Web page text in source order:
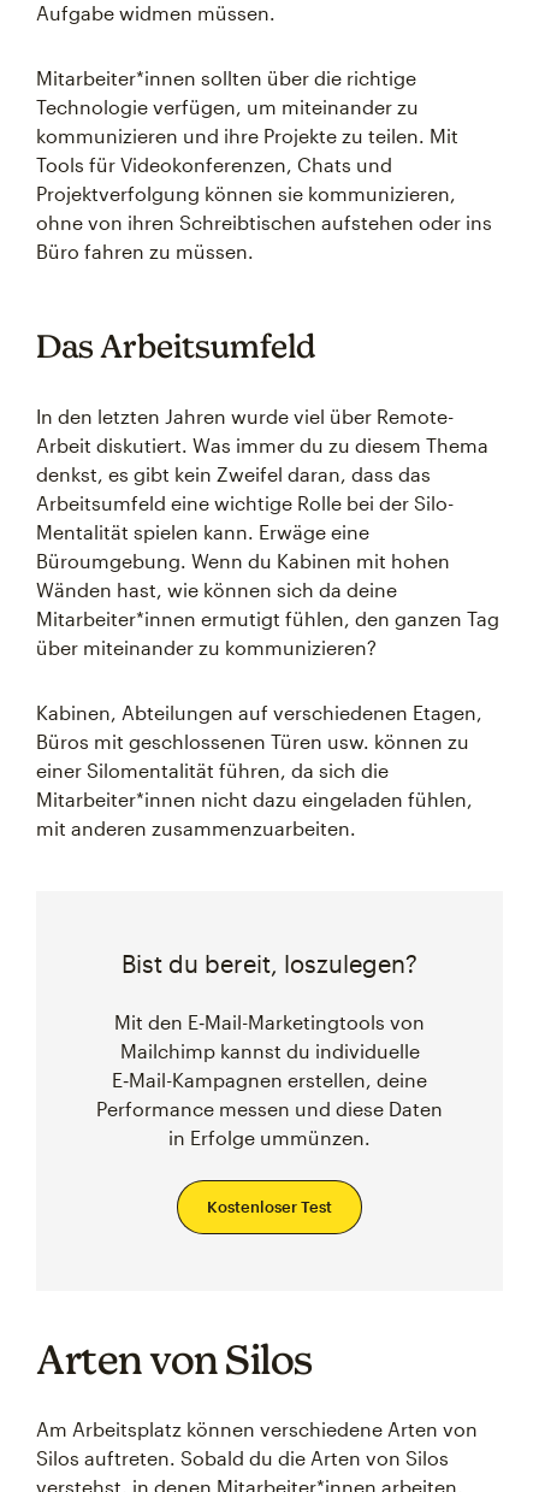
Aufgabe widmen müssen.
Mitarbeiter*innen sollten über die richtige
Technologie verfügen, um miteinander zu
kommunizieren und ihre Projekte zu teilen. Mit
Tools für Videokonferenzen, Chats und
Projektverfolgung können sie kommunizieren,
ohne von ihren Schreibtischen aufstehen oder ins
Büro fahren zu müssen.
Das Arbeitsumfeld
In den letzten Jahren wurde viel über Remote-
Arbeit diskutiert. Was immer du zu diesem Thema
denkst, es gibt kein Zweifel daran, dass das
Arbeitsumfeld eine wichtige Rolle bei der Silo-
Mentalität spielen kann. Erwäge eine
Büroumgebung. Wenn du Kabinen mit hohen
Wänden hast, wie können sich da deine
Mitarbeiter*innen ermutigt fühlen, den ganzen Tag
über miteinander zu kommunizieren?
Kabinen, Abteilungen auf verschiedenen Etagen,
Büros mit geschlossenen Türen usw. können zu
einer Silomentalität führen, da sich die
Mitarbeiter*innen nicht dazu eingeladen fühlen,
mit anderen zusammenzuarbeiten.
Bist du bereit, loszulegen?
Mit den E‑Mail-Marketingtools von
Mailchimp kannst du individuelle
E‑Mail-Kampagnen erstellen, deine
Performance messen und diese Daten
in Erfolge ummünzen.
Kostenloser Test
Arten von Silos
Am Arbeitsplatz können verschiedene Arten von
Silos auftreten. Sobald du die Arten von Silos
verstehst, in denen Mitarbeiter*innen arbeiten,